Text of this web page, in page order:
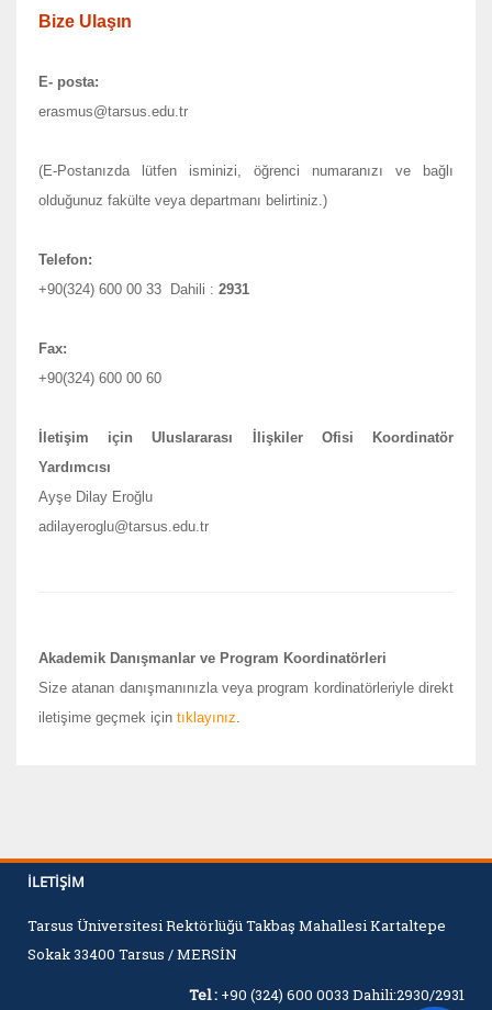
Bize Ulaşın
E- posta:
erasmus@tarsus.edu.tr
(E-Postanızda lütfen isminizi, öğrenci numaranızı ve bağlı
olduğunuz fakülte veya departmanı belirtiniz.)
Telefon:
+90(324) 600 00 33 Dahili : 2931
Fax:
+90(324) 600 00 60
İletişim için Uluslararası İlişkiler Ofisi Koordinatör
Yardımcısı
Ayşe Dilay Eroğlu
adilayeroglu@tarsus.edu.tr
Akademik Danışmanlar ve Program Koordinatörleri
Size atanan danışmanınızla veya program kordinatörleriyle direkt
iletişime geçmek için tıklayınız
İLETIŞIM
Tarsus Üniversitesi Rektörlüğü Takbaş Mahallesi Kartaltepe
Sokak 33400 Tarsus / MERSİN
Tel : +90 (324) 600 0033 Dahili:2930/2931